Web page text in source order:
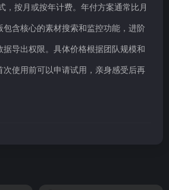
，按月或按年计费。年付方案通常比月
含核心的素材搜索和监控功能，进阶
导出权限。具体价格根据团队规模和
使用前可以申请试用，亲身感受后再